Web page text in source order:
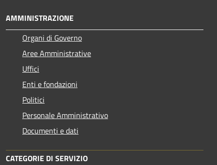
AMMINISTRAZIONE
Organi di Governo
Aree Amministrative
Uffici
Enti e fondazioni
Politici
Personale Amministrativo
Documenti e dati
CATEGORIE DI SERVIZIO